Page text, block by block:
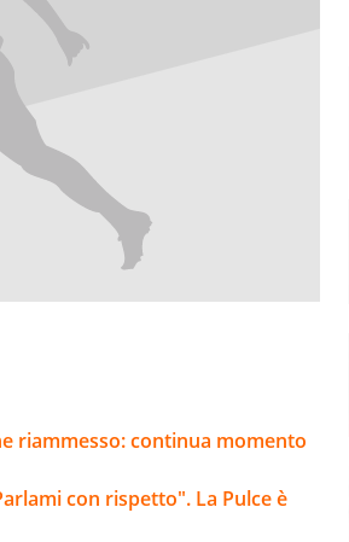
riammesso: continua momento
con rispetto". La Pulce è